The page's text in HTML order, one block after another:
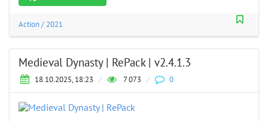
Action/ 2021
Medieval Dynasty | RePack | v2.4.1.3
18.10.2025, 18:23 / 7 073 / 0